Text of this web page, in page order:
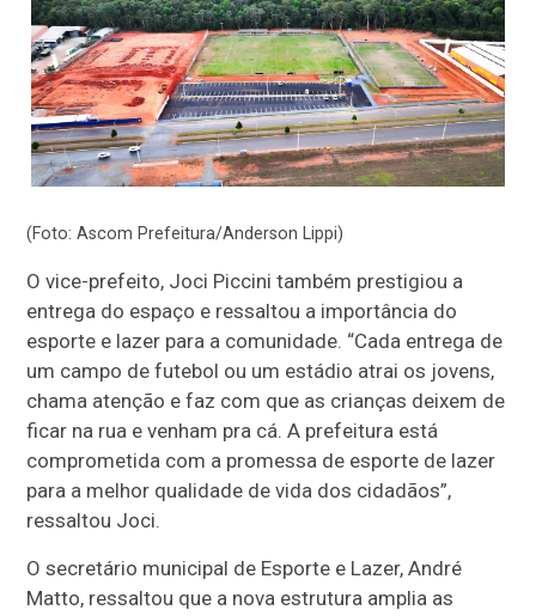
(Foto: Ascom Prefeitura/Anderson Lippi)
O vice-prefeito, Joci Piccini também prestigiou a
entrega do espaço e ressaltou a importância do
esporte e lazer para a comunidade. “Cada entrega de
um campo de futebol ou um estádio atrai os jovens,
chama atenção e faz com que as crianças deixem de
ficar na rua e venham pra cá. A prefeitura está
comprometida com a promessa de esporte de lazer
para a melhor qualidade de vida dos cidadãos”,
ressaltou Joci.
O secretário municipal de Esporte e Lazer, André
Matto, ressaltou que a nova estrutura amplia as